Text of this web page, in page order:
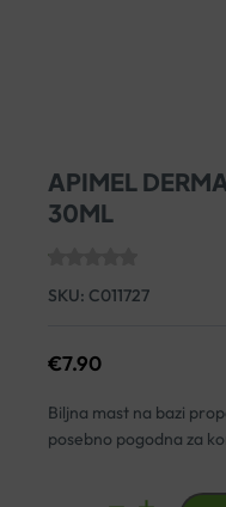
APIMEL
30ML
SKU: C011727
€7.90
Biljna mast na bazi
posebno pogodna za